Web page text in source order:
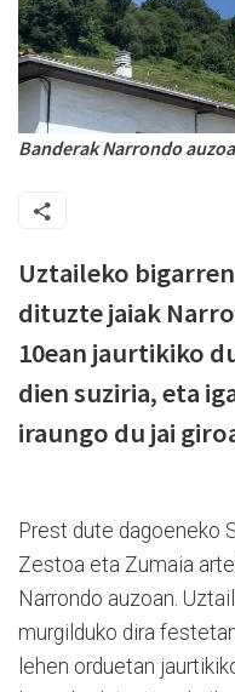
Banderak Narrondo
Uztaileko
dituzte jaiak
10ean jaurtikiko
dien suziria, eta
iraungo du jai
Prest dute dagoeneko
Zestoa eta Zumaia
Narrondo auzoan.
murgilduko dira
lehen orduetan